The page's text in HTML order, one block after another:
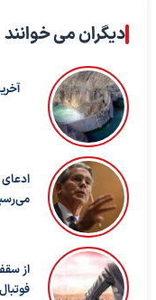
دیگران می خوانند
ادعای
از